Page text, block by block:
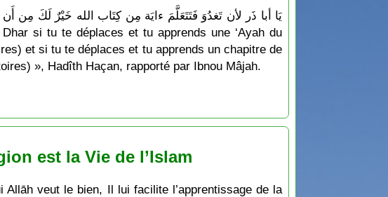
et si tu te déplaces et tu apprends un chapitre de
», Hadîth Haçan, rapporté par Ibnou Mâjah.
est la Vie de l’Islam
Allāh veut le bien, Il lui facilite l’apprentissage de la